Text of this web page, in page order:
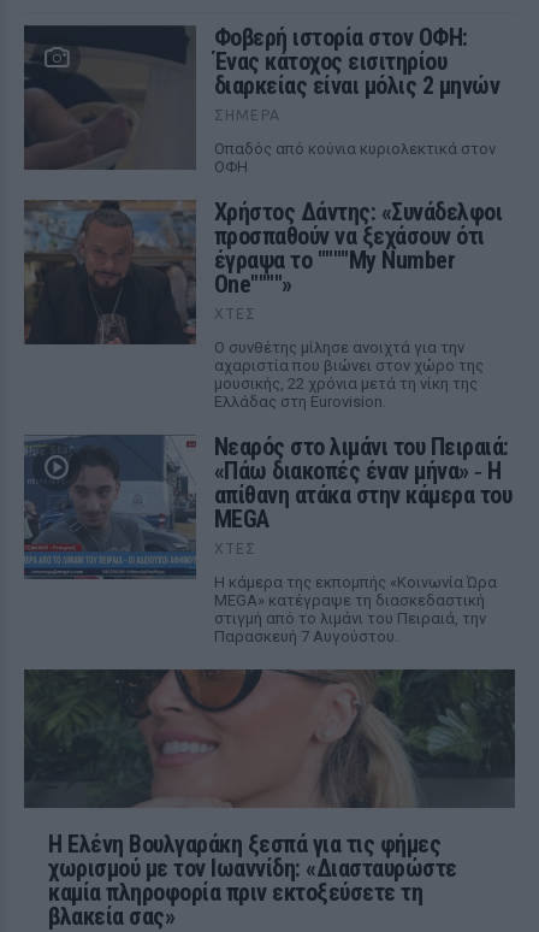
Φοβερή ιστορία στον ΟΦΗ:
Ένας κάτοχος εισιτηρίου
διαρκείας είναι μόλις 2 μηνών
ΣΉΜΕΡΑ
Οπαδός από κούνια κυριολεκτικά στον
ΟΦΗ
Χρήστος Δάντης: «Συνάδελφοι
προσπαθούν να ξεχάσουν ότι
έγραψα το """"My Number
One""""»
ΧΤΕΣ
Ο συνθέτης μίλησε ανοιχτά για την
αχαριστία που βιώνει στον χώρο της
μουσικής, 22 χρόνια μετά τη νίκη της
Ελλάδας στη Eurovision.
Νεαρός στο λιμάνι του Πειραιά:
«Πάω διακοπές έναν μήνα» ‑ Η
απίθανη ατάκα στην κάμερα του
MEGA
ΧΤΕΣ
Η κάμερα της εκπομπής «Κοινωνία Ώρα
MEGA» κατέγραψε τη διασκεδαστική
στιγμή από το λιμάνι του Πειραιά, την
Παρασκευή 7 Αυγούστου.
Η Ελένη Βουλγαράκη ξεσπά για τις φήμες
χωρισμού με τον Ιωαννίδη: «Διασταυρώστε
καμία πληροφορία πριν εκτοξεύσετε τη
βλακεία σας»